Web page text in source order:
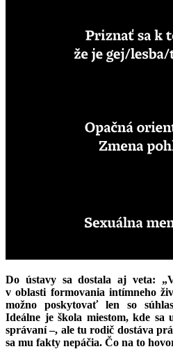
Do ústavy sa dostala aj veta:
v oblasti formovania intímneho
možno poskytovať len so
Ideálne je škola miestom, kde sa
správaní –, ale tu rodič dostáva
sa mu fakty nepáčia. Čo na to